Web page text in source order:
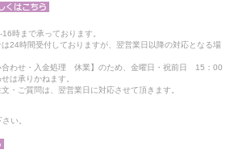
時まで承っております。
24時間受付しておりますが、翌営業日以降の対応となる場
合わせ・入金処理 休業】のため、金曜日・祝前日 15：00
は承りかねます。
・ご質問は、翌営業日に対応させて頂きます。
い。